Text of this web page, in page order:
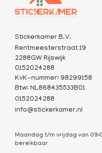
Stickerkamer B.V.
Rentmeesterstraat 19
2288GW Rijswijk
0152024288
KvK-nummer: 98299158
Btw: NL868435533B01
0152024288
info@stickerkamer.nl
Maandag t/m vrijdag van
bereikbaar